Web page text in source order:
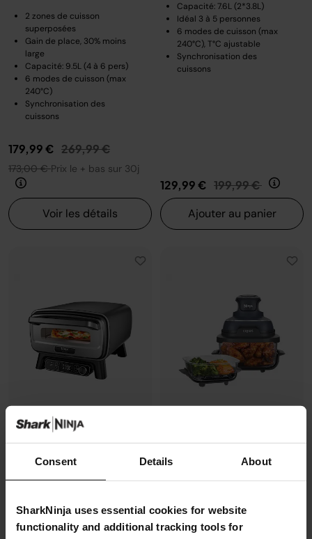
Consent Details About
SharkNinja uses essential cookies for website
functionality and additional tracking tools for
2 zones de cuisson
superposées
Gain de place, 30% moins
large
Capacité: 9.5L (4 à 6 pers)
6 modes de cuisson (max
240°C)
Synchronisation des
cuissons
179,99 € Prix réduit de
269,99 €au
173,00 €Prix le + bas sur 30j
Voir les détails
Capacité: 7.6L (2*3.8L)
Idéal 3 à 5 personnes
6 modes de cuisson (max
240°C), T°C ajustable
Synchronisation des
cuissons
129,99 € Prix réduit de
199,99 € au
Ajouter au panier
d’extérieur, avec fonction Air
Fryer Ninja Artisan
4.7 (228)
CRISPi
4.3
(1070)